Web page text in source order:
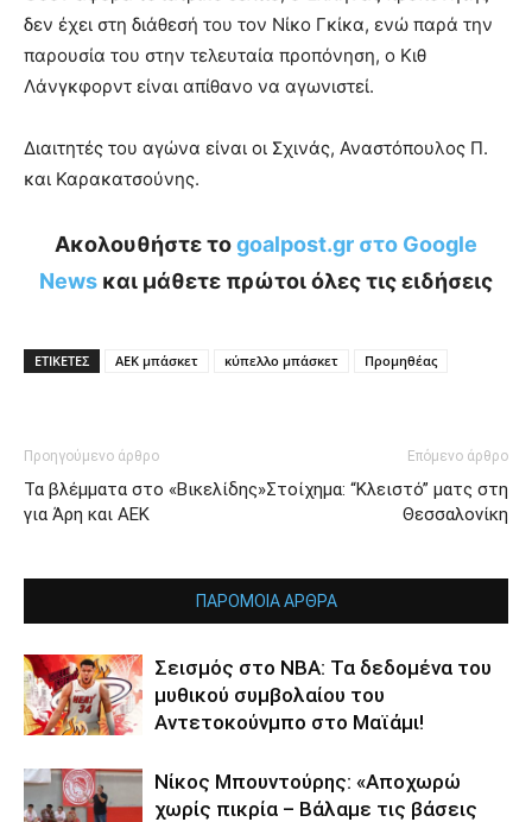
δεν έχει στη διάθεσή του τον Νίκο Γκίκα, ενώ παρά την
παρουσία του στην τελευταία προπόνηση, ο Κιθ
Λάνγκφορντ είναι απίθανο να αγωνιστεί.
Διαιτητές του αγώνα είναι οι Σχινάς, Αναστόπουλος Π.
και Καρακατσούνης.
Ακολουθήστε τοgoalpost.gr στο Google
News και μάθετε πρώτοι όλες τις ειδήσεις
ΕΤΙΚΕΤΕΣ ΑΕΚ μπάσκετ κύπελλο μπάσκετ Προμηθέας
Προηγούμενο άρθρο
Τα βλέμματα στο «Βικελίδης»
για Άρη και ΑΕΚ
Επόμενο άρθρο
Στοίχημα: “Κλειστό” ματς στη
Θεσσαλονίκη
ΠΑΡΟΜΟΙΑ ΑΡΘΡΑ
Σεισμός στο NBA: Τα δεδομένα του
μυθικού συμβολαίου του
Αντετοκούνμπο στο Μαϊάμι!
Νίκος Μπουντούρης: «Αποχωρώ
χωρίς πικρία – Βάλαμε τις βάσεις